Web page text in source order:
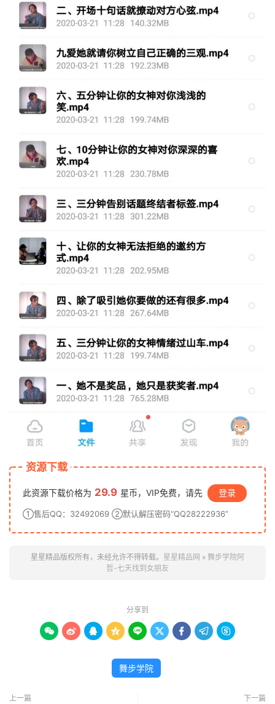
资源下载
此资源下载价格为 29.9 星币，VIP免费，请先 登录
①售后QQ：32492069 ②默认解压密码“QQ28222936”
星星精品版权所有，未经允许不得转载。 星星精品网 » 舞步学院阿
哲-七天找到女朋友
分享到
        
舞步学院
上一篇 下一篇